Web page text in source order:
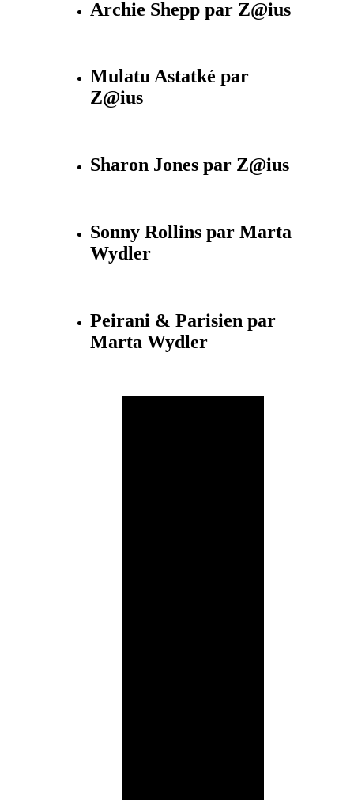
Archie Shepp par Z@ius
Mulatu Astatké par
Z@ius
Sharon Jones par Z@ius
Sonny Rollins par Marta
Wydler
Peirani & Parisien par
Marta Wydler